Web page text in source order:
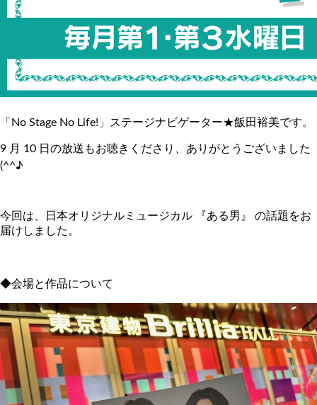
「No Stage No Life!」ステージナビゲーター★飯田裕美です。
9 月 10 日の放送もお聴きくださり、ありがとうございました
(^^♪
今回は、日本オリジナルミュージカル 『ある男』 の話題をお
届けしました。
◆会場と作品について